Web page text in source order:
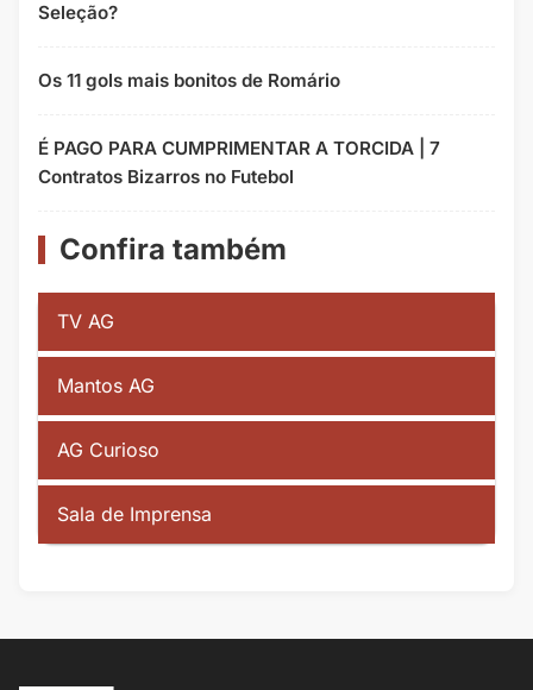
Seleção?
Os 11 gols mais bonitos de Romário
É PAGO PARA CUMPRIMENTAR A TORCIDA | 7
Contratos Bizarros no Futebol
Confira também
TV AG
Mantos AG
AG Curioso
Sala de Imprensa